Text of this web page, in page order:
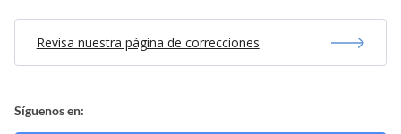
Revisa nuestra página de correcciones
Síguenos en: